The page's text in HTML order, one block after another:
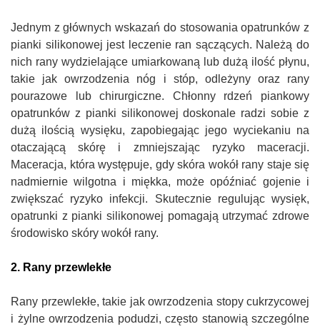
Jednym z głównych wskazań do stosowania opatrunków z
pianki silikonowej jest leczenie ran sączących. Należą do
nich rany wydzielające umiarkowaną lub dużą ilość płynu,
takie jak owrzodzenia nóg i stóp, odleżyny oraz rany
pourazowe lub chirurgiczne. Chłonny rdzeń piankowy
opatrunków z pianki silikonowej doskonale radzi sobie z
dużą ilością wysięku, zapobiegając jego wyciekaniu na
otaczającą skórę i zmniejszając ryzyko maceracji.
Maceracja, która występuje, gdy skóra wokół rany staje się
nadmiernie wilgotna i miękka, może opóźniać gojenie i
zwiększać ryzyko infekcji. Skutecznie regulując wysięk,
opatrunki z pianki silikonowej pomagają utrzymać zdrowe
środowisko skóry wokół rany.
2. Rany przewlekłe
Rany przewlekłe, takie jak owrzodzenia stopy cukrzycowej
i żylne owrzodzenia podudzi, często stanowią szczególne